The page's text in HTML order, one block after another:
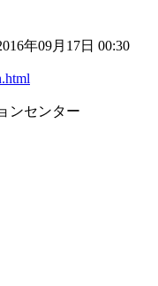
年09月17日 00:30
ンセンター